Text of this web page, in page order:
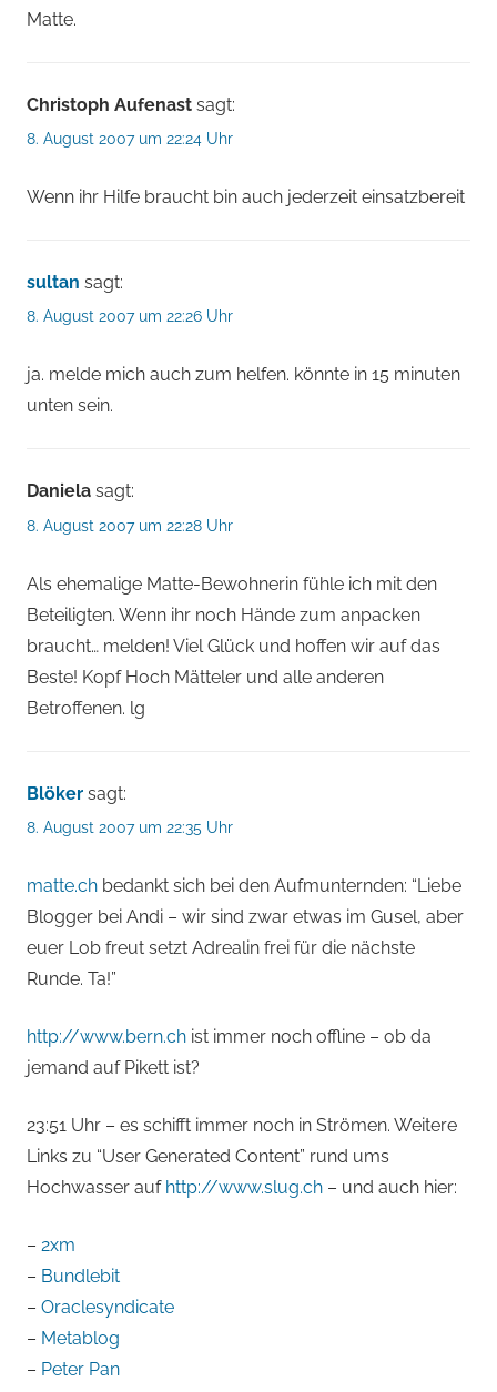
Matte.
Christoph Aufenast sagt:
8. August 2007 um 22:24 Uhr
Wenn ihr Hilfe braucht bin auch jederzeit einsatzbereit
sultan sagt:
8. August 2007 um 22:26 Uhr
ja. melde mich auch zum helfen. könnte in 15 minuten
unten sein.
Daniela sagt:
8. August 2007 um 22:28 Uhr
Als ehemalige Matte-Bewohnerin fühle ich mit den
Beteiligten. Wenn ihr noch Hände zum anpacken
braucht… melden! Viel Glück und hoffen wir auf das
Beste! Kopf Hoch Mätteler und alle anderen
Betroffenen. lg
Blöker sagt:
8. August 2007 um 22:35 Uhr
matte.ch bedankt sich bei den Aufmunternden: “Liebe
Blogger bei Andi – wir sind zwar etwas im Gusel, aber
euer Lob freut setzt Adrealin frei für die nächste
Runde. Ta!”
http://www.bern.ch ist immer noch offline – ob da
jemand auf Pikett ist?
23:51 Uhr – es schifft immer noch in Strömen. Weitere
Links zu “User Generated Content” rund ums
Hochwasser auf http://www.slug.ch – und auch hier:
– 2xm
– Bundlebit
– Oraclesyndicate
– Metablog
– Peter Pan